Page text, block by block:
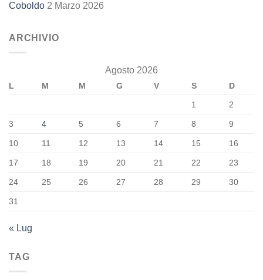
Coboldo 2 Marzo 2026
ARCHIVIO
Agosto 2026
L M M G V S
D
1
2
3 4 5 6 7 8 9
10 11 12 13 14 15 16
17 18 19 20 21 22 23
24 25 26 27 28 29 30
31
« Lug
TAG